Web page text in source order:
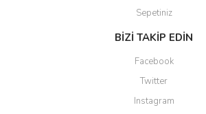
Sepetiniz
BİZİ TAKİP EDİN
Facebook
Twitter
Instagram